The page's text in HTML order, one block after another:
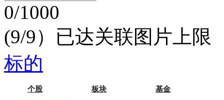
0/1000
(9/9）已达关联图片上限
标的
个股 板块 基金